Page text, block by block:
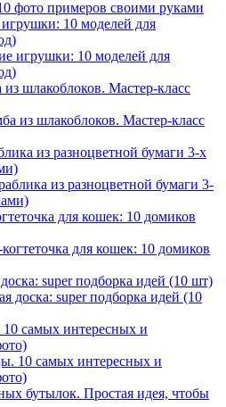
10 моделей для
шлакоблоков. Мастер-класс
из разноцветной бумаги 3-х
для кошек: 10 домиков
super подборка идей (10 шт)
самых интересных и
бутылок. Простая идея, чтобы